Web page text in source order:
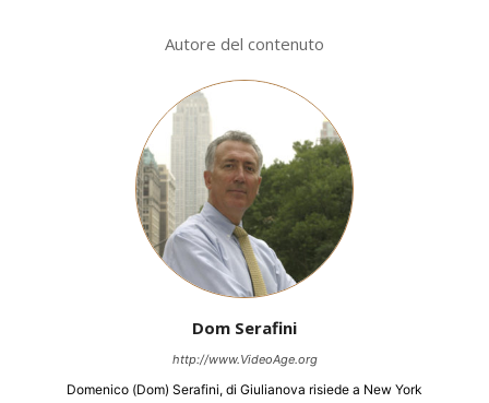
Autore del contenuto
Dom Serafini
http://www.VideoAge.org
Domenico (Dom) Serafini, di Giulianova risiede a New York